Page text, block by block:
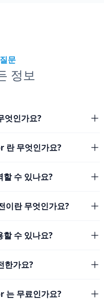
문
정보
엇인가요?
무엇인가요?
할 수 있나요?
이란 무엇인가요?
할 수 있나요?
한가요?
무료인가요?